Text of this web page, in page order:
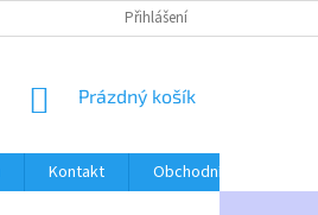
Přihlášení
NÁKUPNÍ
Prázdný košík
Kontakt
Obchodní podmínky